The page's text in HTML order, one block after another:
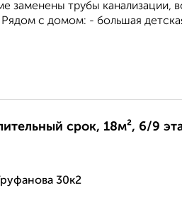
заменены трубы канализации,
с домом: - большая
срок, 18м², 6/9
30к2